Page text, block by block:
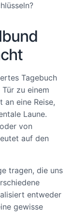
Tagebuch
zu einem
an eine Reise,
Laune.
von
auf den
tragen, die uns
entweder
gewisse